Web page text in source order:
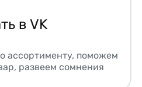
в VK
ассортименту, поможем
развеем сомнения